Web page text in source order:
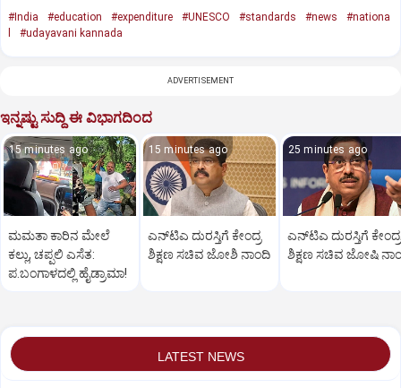
#India #education #expenditure #UNESCO #standards #news
#nationa
#udayavani kannada
ADVERTISEMENT
ಇನ್ನಷ್ಟು ಸುದ್ದಿ ಈ ವಿಭಾಗದಿಂದ
15 minutes ago
ಮಮತಾ ಕಾರಿನ ಮೇಲೆ
ಕಲ್ಲು, ಚಪ್ಪಲಿ ಎಸೆತ:
ಪ.ಬಂಗಾಳದಲ್ಲಿ ಹೈಡ್ರಾಮಾ!
15 minutes ago
ಎನ್‌ಟಿಎ ದುರಸ್ತಿಗೆ ಕೇಂದ್ರ
ಶಿಕ್ಷಣ ಸಚಿವ ಜೋಶಿ ನಾಂದಿ
25 minutes ago
ಎನ್‌ಟಿಎ ದುರಸ್ತಿಗೆ ಕೇಂದ್ರ
ಶಿಕ್ಷಣ ಸಚಿವ ಜೋಷಿ
LATEST NEWS